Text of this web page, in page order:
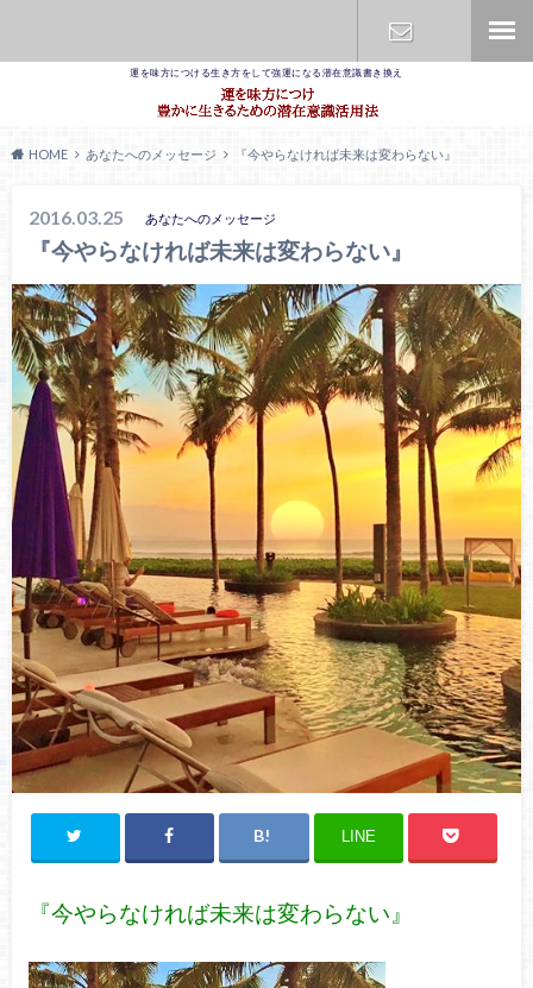
運を味方につける生き方をして強運になる潜在意識書き換え
HOME あなたへのメッセージ 『今やらなければ未来は変わらない』
2016.03.25 あなたへのメッセージ
『今やらなければ未来は変わらない』
LINE
『今やらなければ未来は変わらない』